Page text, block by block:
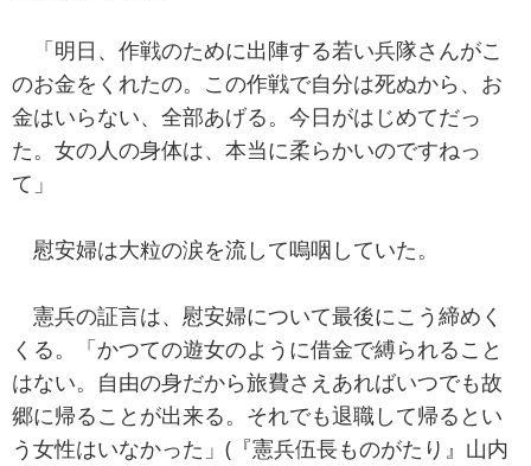
「明日、作戦のために出陣する若い兵隊さんがこ
のお金をくれたの。この作戦で自分は死ぬから、お
金はいらない、全部あげる。今日がはじめてだっ
た。女の人の身体は、本当に柔らかいのですねっ
て」
慰安婦は大粒の涙を流して嗚咽していた。
憲兵の証言は、慰安婦について最後にこう締めく
くる。「かつての遊女のように借金で縛られること
はない。自由の身だから旅費さえあればいつでも故
郷に帰ることが出来る。それでも退職して帰るとい
う女性はいなかった」(『憲兵伍長ものがたり』山内